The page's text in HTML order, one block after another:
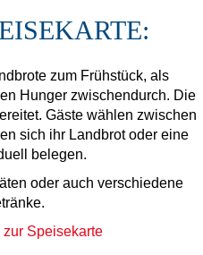
zum Frühstück, als
Hunger zwischendurch. Die
Gäste wählen zwischen
sich ihr Landbrot oder eine
belegen.
oder auch verschiedene
zur Speisekarte